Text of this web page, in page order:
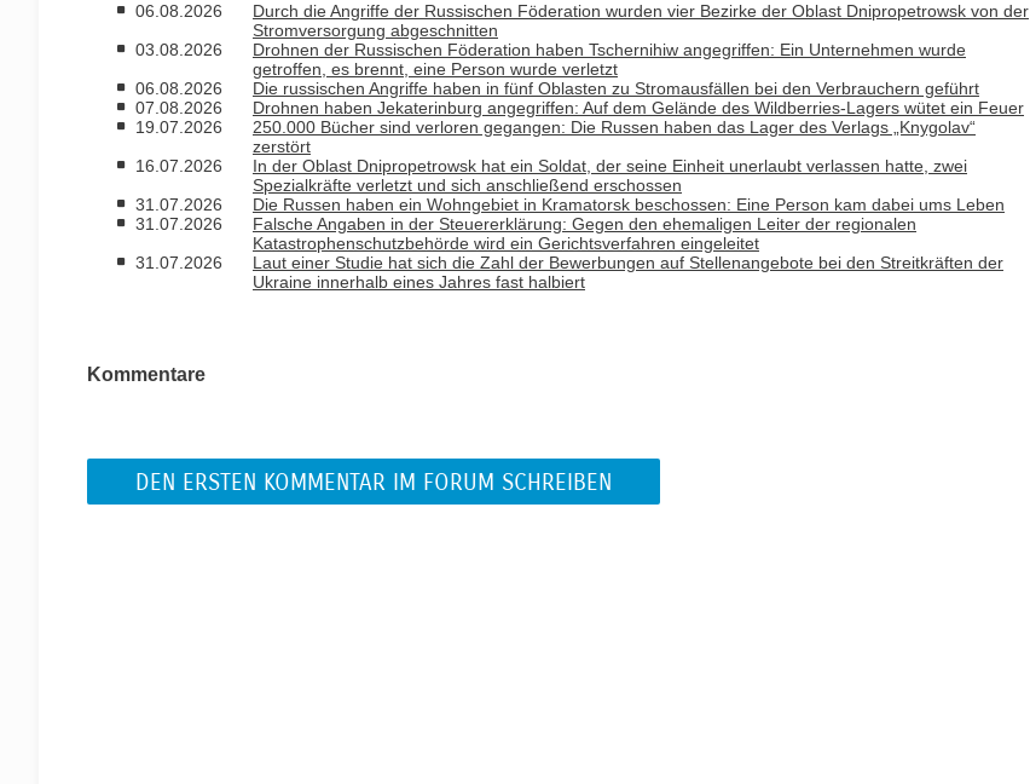
06.08.2026
Durch die Angriffe der Russischen Föderation wurden vier Bezirke der Oblast Dnipropetrowsk von der
Stromversorgung abgeschnitten
03.08.2026
Drohnen der Russischen Föderation haben Tschernihiw angegriffen: Ein Unternehmen wurde
getroffen, es brennt, eine Person wurde verletzt
06.08.2026
Die russischen Angriffe haben in fünf Oblasten zu Stromausfällen bei den Verbrauchern geführt
07.08.2026
Drohnen haben Jekaterinburg angegriffen: Auf dem Gelände des Wildberries-Lagers wütet ein Feuer
19.07.2026
250.000 Bücher sind verloren gegangen: Die Russen haben das Lager des Verlags „Knygolav“
zerstört
16.07.2026
In der Oblast Dnipropetrowsk hat ein Soldat, der seine Einheit unerlaubt verlassen hatte, zwei
Spezialkräfte verletzt und sich anschließend erschossen
31.07.2026
Die Russen haben ein Wohngebiet in Kramatorsk beschossen: Eine Person kam dabei ums Leben
31.07.2026
Falsche Angaben in der Steuererklärung: Gegen den ehemaligen Leiter der regionalen
Katastrophenschutzbehörde wird ein Gerichtsverfahren eingeleitet
31.07.2026
Laut einer Studie hat sich die Zahl der Bewerbungen auf Stellenangebote bei den Streitkräften der
Ukraine innerhalb eines Jahres fast halbiert
Kommentare
DEN ERSTEN KOMMENTAR IM FORUM SCHREIBEN